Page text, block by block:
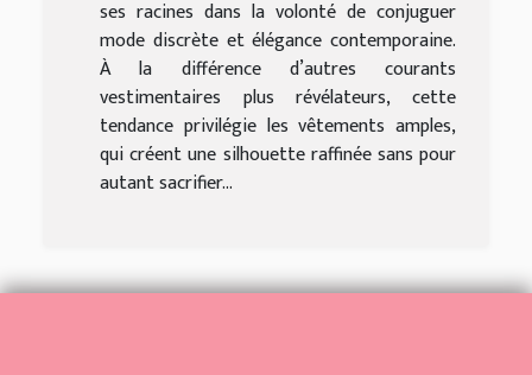
ses racines dans la volonté de conjuguer
mode discrète et élégance contemporaine.
À la différence d’autres courants
vestimentaires plus révélateurs, cette
tendance privilégie les vêtements amples,
qui créent une silhouette raffinée sans pour
autant sacrifier...